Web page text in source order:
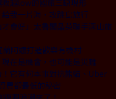
越low的國旅三缺現形
我一片海，攻跳島旅行
才會好」太魯閣晶英聯手深山旅
阿嬤打造歡樂有機村
在是機會，也可能是災難
它有何本事對抗熊貓、Uber
費卻最低的秘密